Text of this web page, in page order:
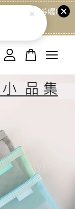
專屬折扣券喔!
的。